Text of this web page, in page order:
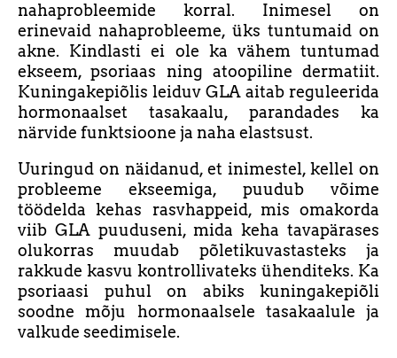
nahaprobleemide korral. Inimesel on
erinevaid nahaprobleeme, üks tuntumaid on
akne. Kindlasti ei ole ka vähem tuntumad
ekseem, psoriaas ning atoopiline dermatiit.
Kuningakepiõlis leiduv GLA aitab reguleerida
hormonaalset tasakaalu, parandades ka
närvide funktsioone ja naha elastsust.
Uuringud on näidanud, et inimestel, kellel on
probleeme ekseemiga, puudub võime
töödelda kehas rasvhappeid, mis omakorda
viib GLA puuduseni, mida keha tavapärases
olukorras muudab põletikuvastasteks ja
rakkude kasvu kontrollivateks ühenditeks. Ka
psoriaasi puhul on abiks kuningakepiõli
soodne mõju hormonaalsele tasakaalule ja
valkude seedimisele.